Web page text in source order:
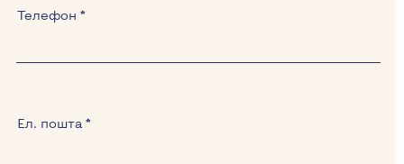
Телефон
Ел. пошта